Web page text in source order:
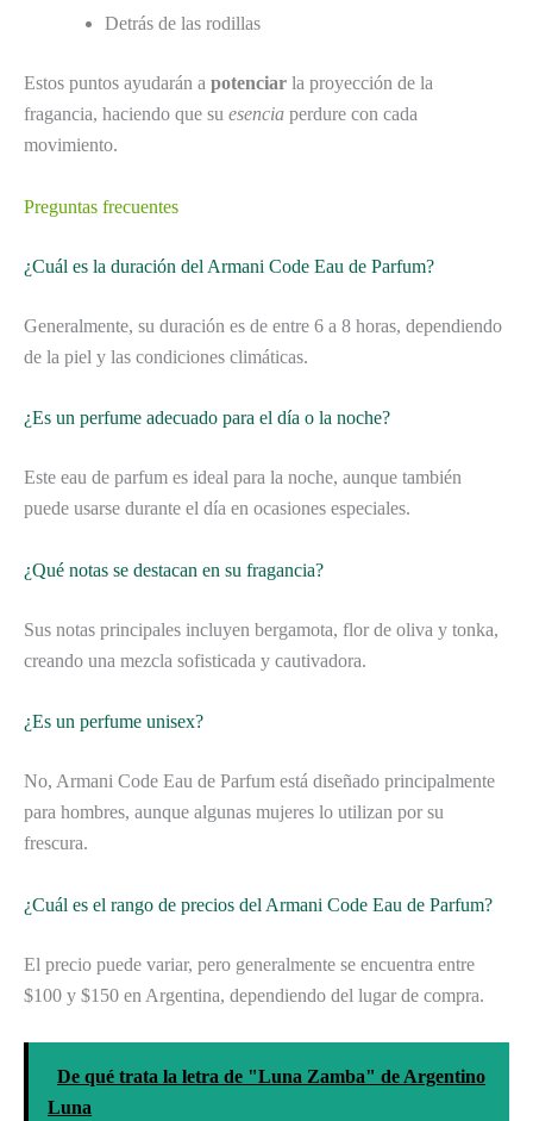
Detrás de las rodillas
Estos puntos ayudarán a potenciar la proyección de la
fragancia, haciendo que su esencia perdure con cada
movimiento.
Preguntas frecuentes
¿Cuál es la duración del Armani Code Eau de Parfum?
Generalmente, su duración es de entre 6 a 8 horas, dependiendo
de la piel y las condiciones climáticas.
¿Es un perfume adecuado para el día o la noche?
Este eau de parfum es ideal para la noche, aunque también
puede usarse durante el día en ocasiones especiales.
¿Qué notas se destacan en su fragancia?
Sus notas principales incluyen bergamota, flor de oliva y tonka,
creando una mezcla sofisticada y cautivadora.
¿Es un perfume unisex?
No, Armani Code Eau de Parfum está diseñado principalmente
para hombres, aunque algunas mujeres lo utilizan por su
frescura.
¿Cuál es el rango de precios del Armani Code Eau de Parfum?
El precio puede variar, pero generalmente se encuentra entre
$100 y $150 en Argentina, dependiendo del lugar de compra.
De qué trata la letra de "Luna Zamba" de Argentino
Luna